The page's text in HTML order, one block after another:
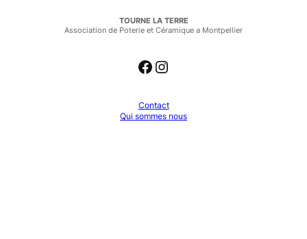
TOURNE LA TERRE
Association de Poterie et Céramique a Montpellier
Facebook Instagram
Contact
Qui sommes nous